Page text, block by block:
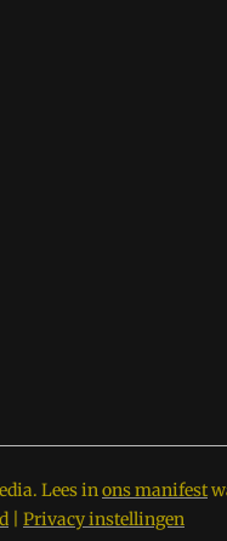
Lees inons manifest
Privacy instellingen